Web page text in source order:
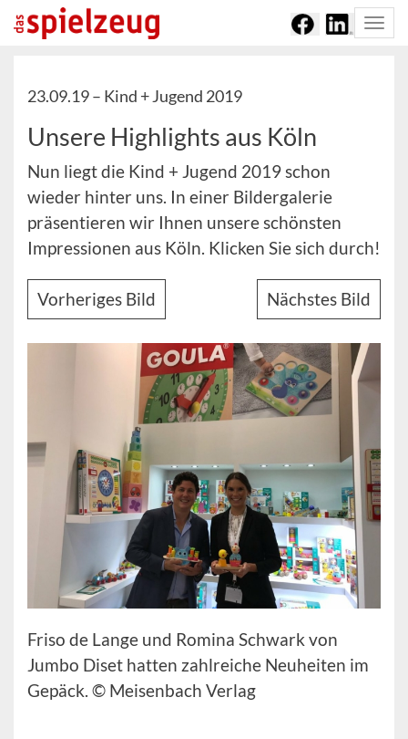
23.09.19 – Kind + Jugend 2019
Unsere Highlights aus Köln
Nun liegt die Kind + Jugend 2019 schon
wieder hinter uns. In einer Bildergalerie
präsentieren wir Ihnen unsere schönsten
Impressionen aus Köln. Klicken Sie sich durch!
Vorheriges Bild Nächstes Bild
Friso de Lange und Romina Schwark von
Jumbo Diset hatten zahlreiche Neuheiten im
Gepäck. © Meisenbach Verlag